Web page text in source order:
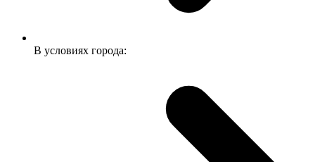
В условиях города: